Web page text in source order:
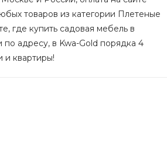
товаров из категории Плетеные
где купить садовая мебель в
по адресу, в Kwa-Gold порядка 4
и квартиры!